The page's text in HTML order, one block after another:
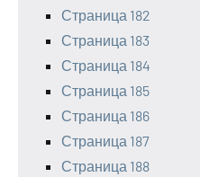
Страница 182
Страница 183
Страница 184
Страница 185
Страница 186
Страница 187
Страница 188